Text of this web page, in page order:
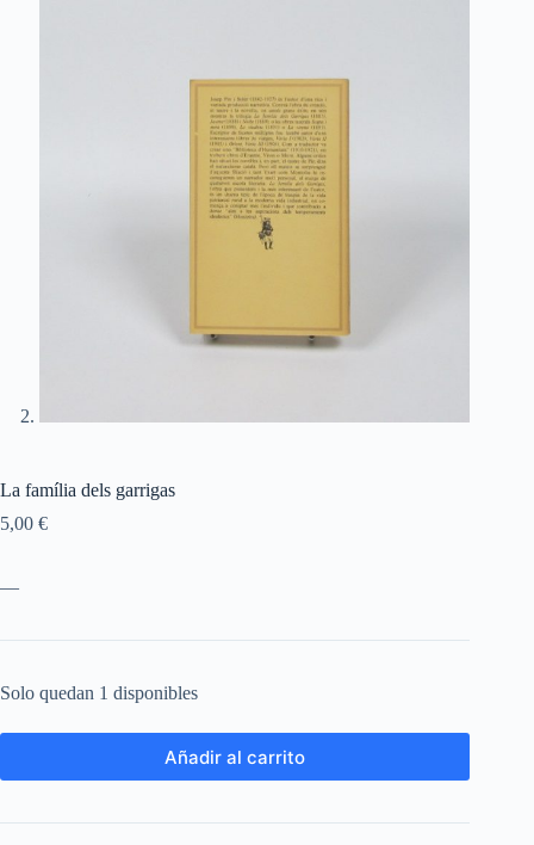
La família dels garrigas
5,00 €
—
Solo quedan 1 disponibles
Añadir al carrito